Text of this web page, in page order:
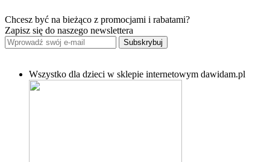
Chcesz być na bieżąco z promocjami i rabatami?
Zapisz się do naszego newslettera
Subskrybuj
Wszystko dla dzieci w sklepie internetowym dawidam.pl